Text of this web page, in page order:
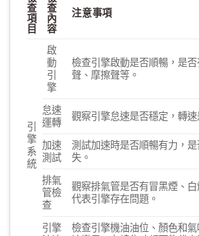
查
項
目
查
內
容
注意事項
引
擎
系
統
啟
動
引
擎
檢查引擎啟動是否順暢，是
聲、摩擦聲等。
怠速
運轉
觀察引擎怠速是否穩定，轉速
加速
測試
測試加速時是否順暢有力，
失。
排氣
管檢
查
觀察排氣管是否有冒黑煙、
代表引擎存在問題。
引擎
檢查引擎機油油位、顏色和